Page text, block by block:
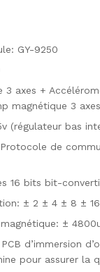
GY-9250
3 axes +
magnétique 3 axes
(régulateur bas
de
16 bits bit-
± 2 ± 4 ± 8 ±
±
d’immersion
pour assurer la